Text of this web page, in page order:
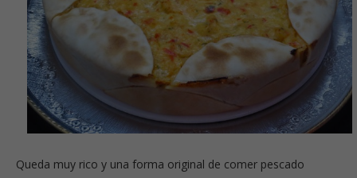
Queda muy rico y una forma original de comer pescado